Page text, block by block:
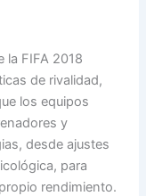
la FIFA 2018
de rivalidad,
los equipos
y
desde ajustes
para
rendimiento.